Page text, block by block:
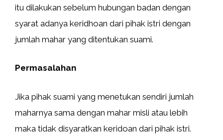
itu dilakukan sebelum hubungan badan dengan
syarat adanya keridhoan dari pihak istri dengan
jumlah mahar yang ditentukan suami.
Permasalahan
Jika pihak suami yang menetukan sendiri jumlah
maharnya sama dengan mahar misli atau lebih
maka tidak disyaratkan keridoan dari pihak istri.